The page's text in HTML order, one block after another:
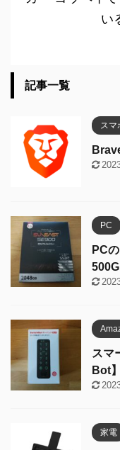
い
記事一覧
スマ
PC
PC
スマ
Bot】
家電